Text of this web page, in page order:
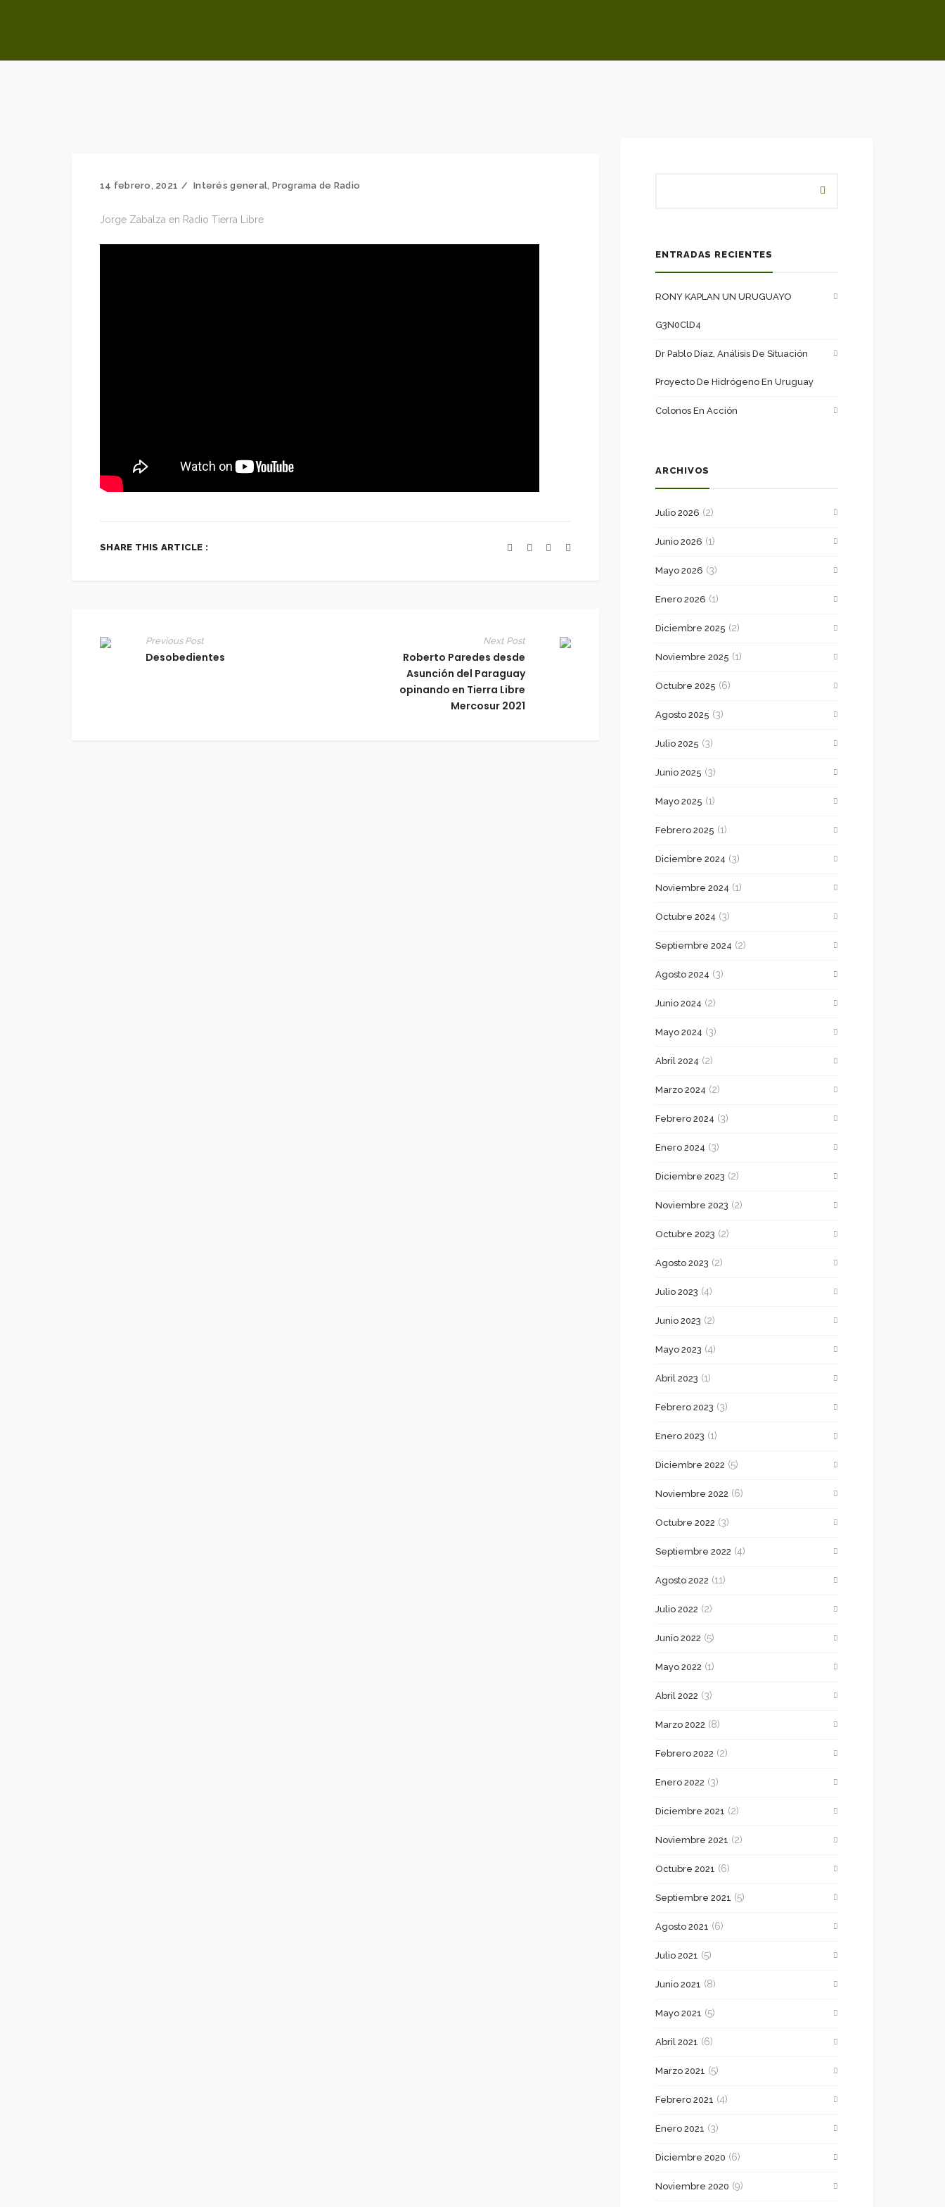
14 febrero, 2021 Interés general, Programa de Radio
Jorge Zabalza en Radio Tierra Libre
SHARE THIS ARTICLE :
Previous Post
Desobedientes
Next Post
Roberto Paredes desde
Asunción del Paraguay
opinando en Tierra Libre
Mercosur 2021
ENTRADAS RECIENTES
RONY KAPLAN UN URUGUAYO
G3N0ClD4
Dr Pablo Díaz, Análisis De Situación
Proyecto De Hidrógeno En Uruguay
Colonos En Acción
ARCHIVOS
Julio 2026 (2)
Junio 2026 (1)
Mayo 2026 (3)
Enero 2026 (1)
Diciembre 2025 (2)
Noviembre 2025 (1)
Octubre 2025 (6)
Agosto 2025 (3)
Julio 2025 (3)
Junio 2025 (3)
Mayo 2025 (1)
Febrero 2025 (1)
Diciembre 2024 (3)
Noviembre 2024 (1)
Octubre 2024 (3)
Septiembre 2024 (2)
Agosto 2024 (3)
Junio 2024 (2)
Mayo 2024 (3)
Abril 2024 (2)
Marzo 2024 (2)
Febrero 2024 (3)
Enero 2024 (3)
Diciembre 2023 (2)
Noviembre 2023 (2)
Octubre 2023 (2)
Agosto 2023 (2)
Julio 2023 (4)
Junio 2023 (2)
Mayo 2023 (4)
Abril 2023 (1)
Febrero 2023 (3)
Enero 2023 (1)
Diciembre 2022 (5)
Noviembre 2022 (6)
Octubre 2022 (3)
Septiembre 2022 (4)
Agosto 2022 (11)
Julio 2022 (2)
Junio 2022 (5)
Mayo 2022 (1)
Abril 2022 (3)
Marzo 2022 (8)
Febrero 2022 (2)
Enero 2022 (3)
Diciembre 2021 (2)
Noviembre 2021 (2)
Octubre 2021 (6)
Septiembre 2021 (5)
Agosto 2021 (6)
Julio 2021 (5)
Junio 2021 (8)
Mayo 2021 (5)
Abril 2021 (6)
Marzo 2021 (5)
Febrero 2021 (4)
Enero 2021 (3)
Diciembre 2020 (6)
Noviembre 2020 (9)